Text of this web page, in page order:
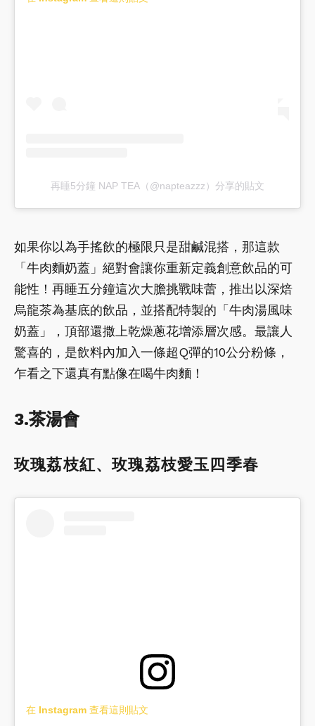
再睡5分鐘 NAP TEA（@napteazzz）分享的貼文
如果你以為手搖飲的極限只是甜鹹混搭，那這款
「牛肉麵奶蓋」絕對會讓你重新定義創意飲品的可
能性！再睡五分鐘這次大膽挑戰味蕾，推出以深焙
烏龍茶為基底的飲品，並搭配特製的「牛肉湯風味
奶蓋」，頂部還撒上乾燥蔥花增添層次感。最讓人
驚喜的，是飲料內加入一條超Q彈的10公分粉條，
乍看之下還真有點像在喝牛肉麵！
3.茶湯會
玫瑰荔枝紅、玫瑰荔枝愛玉四季春
在 Instagram 查看這則貼文